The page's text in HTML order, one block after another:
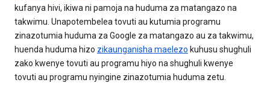
kufanya hivi, ikiwa ni pamoja na huduma za matangazo na
takwimu. Unapotembelea tovuti au kutumia programu
zinazotumia huduma za Google za matangazo au za takwimu,
huenda huduma hizo zikaunganisha maelezo kuhusu shughuli
zako kwenye tovuti au programu hiyo na shughuli kwenye
tovuti au programu nyingine zinazotumia huduma zetu.